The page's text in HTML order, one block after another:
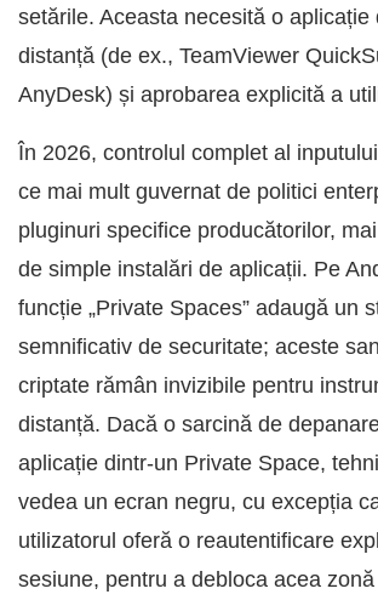
setările. Aceasta necesită o aplicație
distanță (de ex., TeamViewer
AnyDesk) și aprobarea explicită a
În 2026, controlul complet al
ce mai mult guvernat de politici
pluginuri specifice producătorilor,
de simple instalări de aplicații. Pe
funcție „Private Spaces” adaugă un
semnificativ de securitate; aceste
criptate rămân invizibile pentru
distanță. Dacă o sarcină de
aplicație dintr-un Private Space,
vedea un ecran negru, cu excepția
utilizatorul oferă o reautentificare
sesiune, pentru a debloca acea